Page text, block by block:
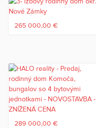
265 000,00 €
289 000,00 €